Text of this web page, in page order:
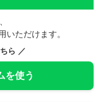
いただけます。
ら ／
を使う